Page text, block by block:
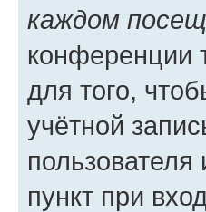
каждом
конференции
для того,
учётной
пункт при